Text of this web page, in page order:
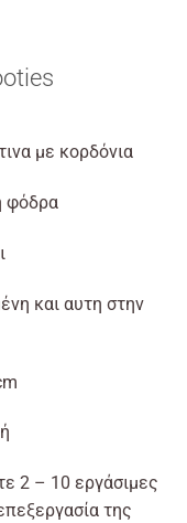
με κορδόνια
φόδρα
και αυτη στην
2 – 10 εργάσιμες
της